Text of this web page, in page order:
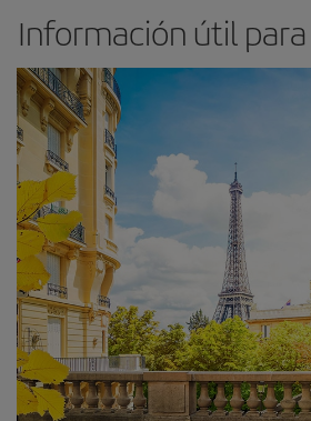
Información útil